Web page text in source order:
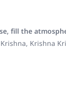
fill the
Krishna